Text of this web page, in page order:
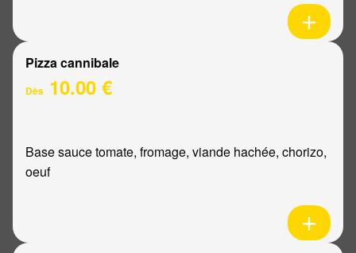
Pizza cannibale
Dès 10.00 €
Base sauce tomate, fromage, viande hachée, chorizo,
oeuf